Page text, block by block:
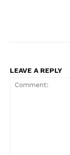
LEAVE A REPLY